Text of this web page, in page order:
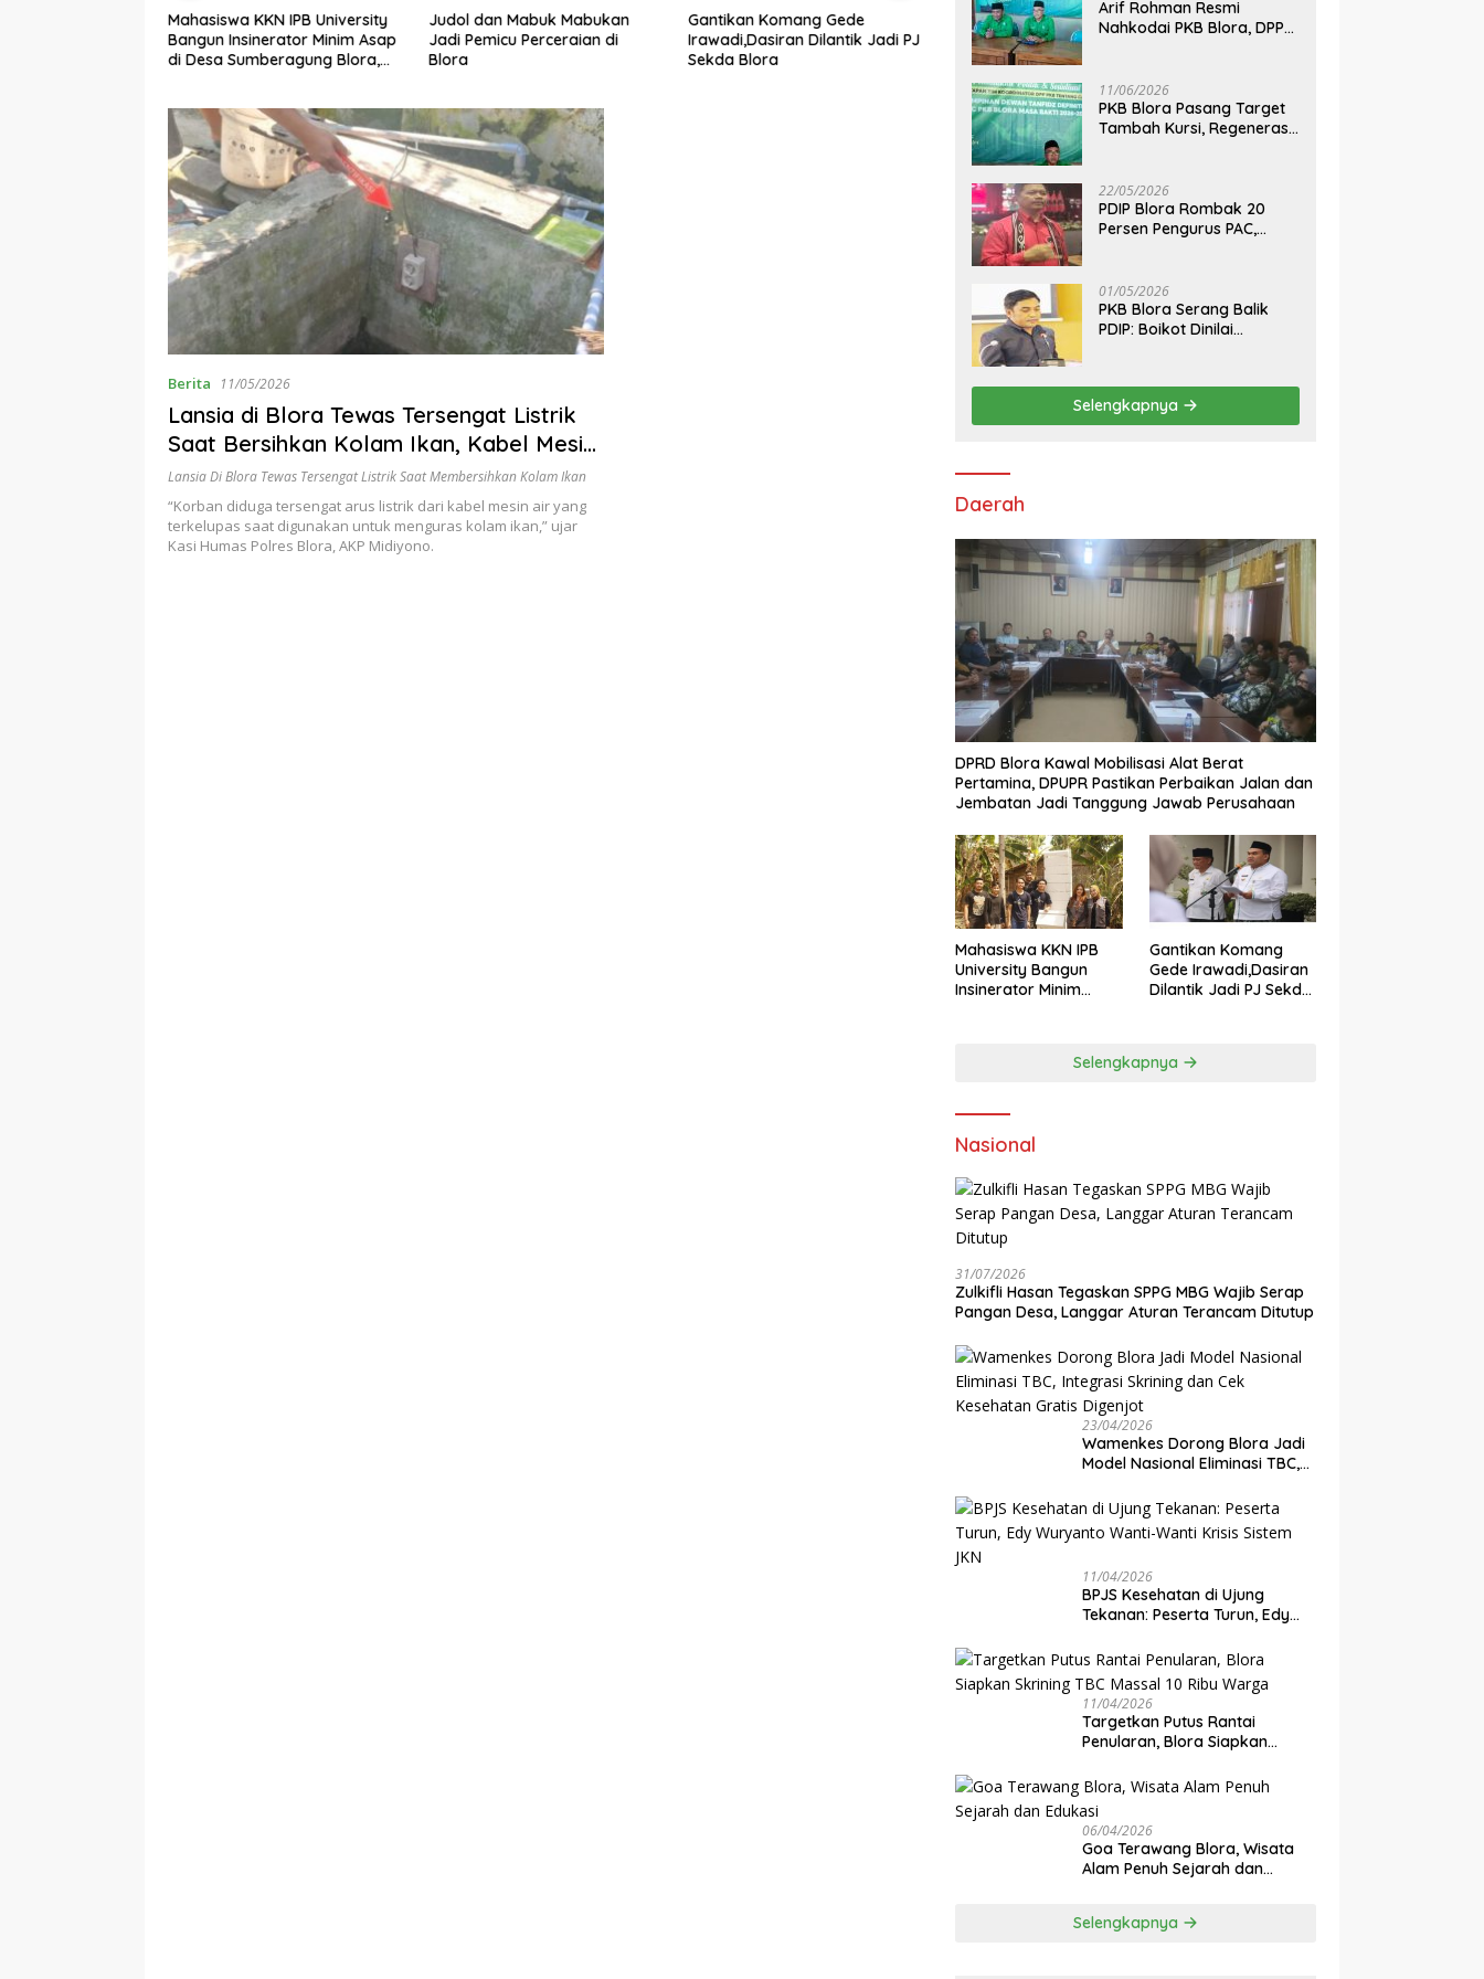
Mahasiswa KKN IPB University
Bangun Insinerator Minim Asap
di Desa Sumberagung Blora,
Judol dan Mabuk Mabukan
Jadi Pemicu Perceraian di
Blora
Gantikan Komang Gede
Irawadi,Dasiran Dilantik Jadi PJ
Sekda Blora
Pemkab dan Polres Blora
Bergerak, 1.400 Tangki Air
Disiapkan untuk Hadapi
Ancaman Kekeringan
MBG Wajib Serap Pangan
Desa, Langgar Aturan
Berita 11/05/2026
Lansia di Blora Tewas Tersengat Listrik
Saat Bersihkan Kolam Ikan, Kabel Mesin
Air Diduga Bocor
Lansia Di Blora Tewas Tersengat Listrik Saat Membersihkan Kolam Ikan
“Korban diduga tersengat arus listrik dari kabel mesin air yang
terkelupas saat digunakan untuk menguras kolam ikan,” ujar
Kasi Humas Polres Blora, AKP Midiyono.
Arif Rohman Resmi
Nahkodai PKB Blora, DPP
11/06/2026
PKB Blora Pasang Target
Tambah Kursi, Regenerasi
22/05/2026
PDIP Blora Rombak 20
Persen Pengurus PAC,
Kursi Ketua DPRD
01/05/2026
PKB Blora Serang Balik
PDIP: Boikot Dinilai
“Pembunuhan Karakter”
Selengkapnya
Daerah
DPRD Blora Kawal Mobilisasi Alat Berat
Pertamina, DPUPR Pastikan Perbaikan Jalan dan
Jembatan Jadi Tanggung Jawab Perusahaan
Mahasiswa KKN IPB
University Bangun
Insinerator Minim
Sampah Ramah
Gantikan Komang
Gede Irawadi,Dasiran
Dilantik Jadi PJ Sekda
Selengkapnya
Nasional
31/07/2026
Zulkifli Hasan Tegaskan SPPG MBG Wajib Serap
Pangan Desa, Langgar Aturan Terancam Ditutup
23/04/2026
Wamenkes Dorong Blora Jadi
Model Nasional Eliminasi TBC,
Kesehatan Gratis Digenjot
11/04/2026
BPJS Kesehatan di Ujung
Tekanan: Peserta Turun, Edy
Sistem JKN
11/04/2026
‎Targetkan Putus Rantai
Penularan, Blora Siapkan
Warga
06/04/2026
Goa Terawang Blora, Wisata
Alam Penuh Sejarah dan
Selengkapnya